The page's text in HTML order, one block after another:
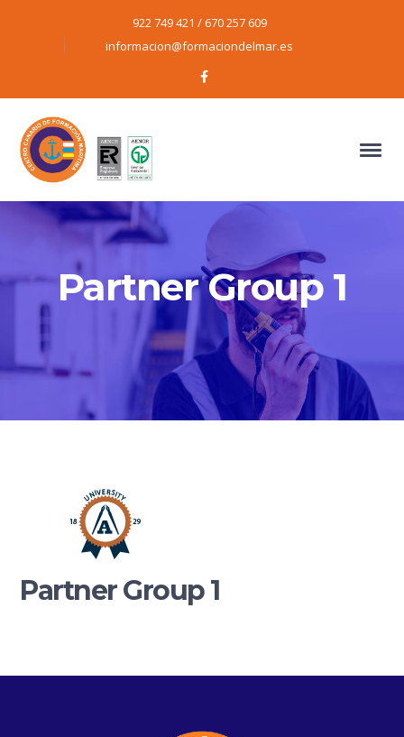
922 749 421 / 670 257 609
informacion@formaciondelmar.es
Facebook
Profile
Partner Group 1
Partner Group 1